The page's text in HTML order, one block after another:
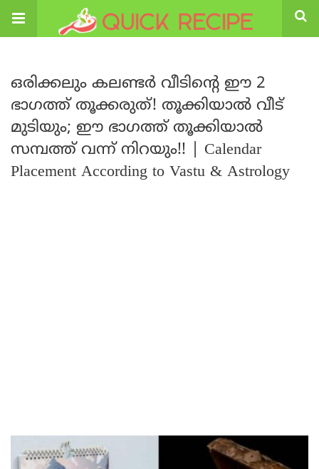
ഒരിക്കലും കലണ്ടർ വീടിന്റെ ഈ 2
ഭാഗത്ത് തൂക്കരുത്! തൂക്കിയാൽ വീട്
മുടിയും; ഈ ഭാഗത്ത് തൂക്കിയാൽ
സമ്പത്ത് വന്ന് നിറയും!! | Calendar
Placement According to Vastu & Astrology